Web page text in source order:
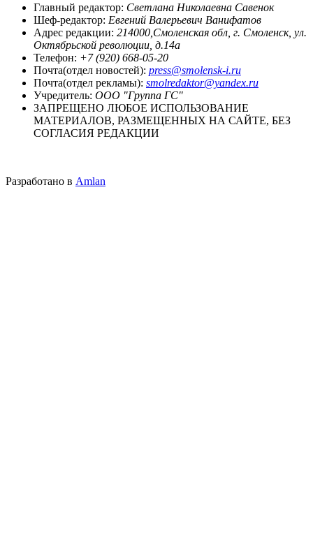
Главный редактор: Светлана Николаевна Савенок
Шеф-редактор: Евгений Валерьевич Ванифатов
Адрес редакции: 214000,Смоленская обл, г. Смоленск, ул.
Октябрьской революции, д.14а
Телефон: +7 (920) 668-05-20
Почта(отдел новостей): press@smolensk-i.ru
Почта(отдел рекламы): smolredaktor@yandex.ru
Учредитель: ООО "Группа ГС"
ЗАПРЕЩЕНО ЛЮБОЕ ИСПОЛЬЗОВАНИЕ
МАТЕРИАЛОВ, РАЗМЕЩЕННЫХ НА САЙТЕ, БЕЗ
СОГЛАСИЯ РЕДАКЦИИ
Разработано в Amlan